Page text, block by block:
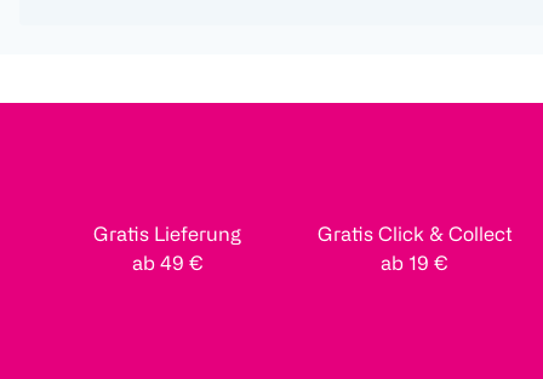
Gratis Lieferung
ab 49 €
Gratis Click & Collect
ab 19 €